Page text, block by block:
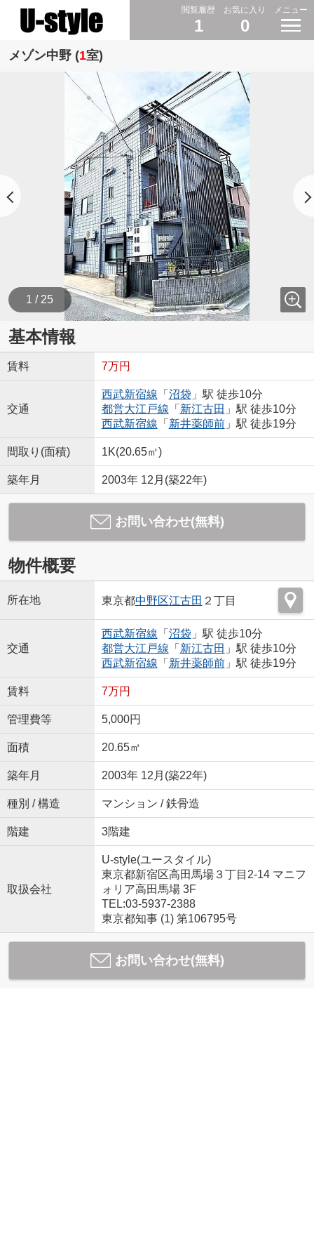
閲覧履歴
1
お気に入り
0
メニュー
メゾン中野 (1室)
1 / 25
基本情報
賃料 7万円
交通
西武新宿線 「 沼袋 」駅 徒歩10分
都営大江戸線 「 新江古田 」駅 徒歩10分
西武新宿線 「 新井薬師前」駅 徒歩19分
間取り(面積) 1K(20.65㎡)
築年月 2003年 12月(築22年)
お問い合わせ(無料)
物件概要
所在地 東京都中野区江古田 ２丁目
交通
西武新宿線 「 沼袋 」駅 徒歩10分
都営大江戸線 「 新江古田 」駅 徒歩10分
西武新宿線 「 新井薬師前」駅 徒歩19分
賃料 7万円
管理費等 5,000円
面積 20.65㎡
築年月 2003年 12月(築22年)
種別 / 構造 マンション / 鉄骨造
階建 3階建
取扱会社
U-style(ユースタイル)
東京都新宿区高田馬場３丁目2-14 マニフ
ォリア高田馬場 3F
TEL:03-5937-2388
東京都知事 (1) 第106795号
お問い合わせ(無料)